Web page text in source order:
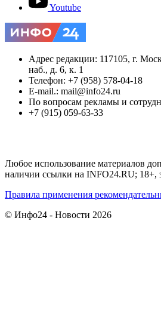
Youtube
Адрес редакции: 117105, г.
наб., д. 6, к. 1
Телефон: +7 (958) 578-04-18
E-mail.: mail@info24.ru
По вопросам рекламы и
+7 (915) 059-63-33
Любое использование материалов
наличии ссылки на INFO24.RU; 18+,
Правила применения
© Инфо24 - Новости 2026